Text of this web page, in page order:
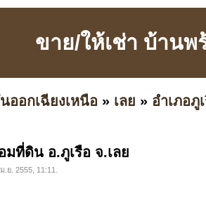
ขาย/ให้เช่า บ้านพ
ออกเฉียงเหนือ » เลย » อำเภอภู
ที่ดิน อ.ภูเรือ จ.เลย
ย. 2555, 11:11.